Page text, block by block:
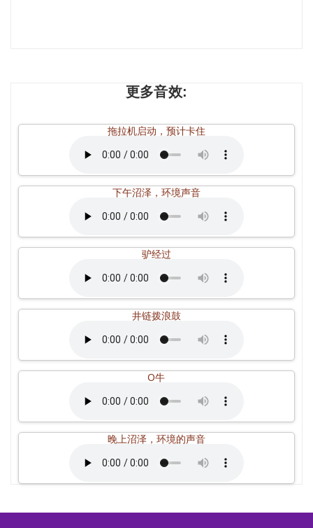
更多音效:
拖拉机启动，预计卡住
下午沼泽，环境声音
驴经过
井链拨浪鼓
O牛
晚上沼泽，环境的声音